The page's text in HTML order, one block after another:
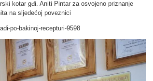
kotar gđi. Aniti Pintar​ za osvojeno priznanje
na sljedećoj poveznici
po-bakinoj-recepturi-9598